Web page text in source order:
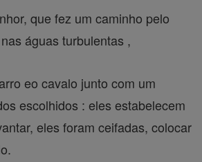
que fez um caminho pelo
águas turbulentas ,
eo cavalo junto com um
escolhidos : eles estabelecem
eles foram ceifadas, colocar